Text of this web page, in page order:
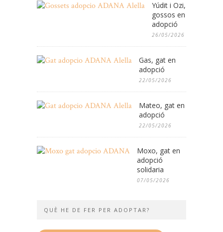
Yúdit i Ozi,
gossos en
adopció
26/05/2026
Gas, gat en
adopció
22/05/2026
Mateo, gat en
adopció
22/05/2026
Moxo, gat en
adopció
solidaria
07/05/2026
QUÈ HE DE FER PER ADOPTAR?